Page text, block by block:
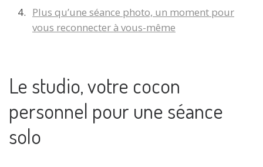
Plus qu’une séance photo, un moment pour
vous reconnecter à vous-même
Le studio, votre cocon
personnel pour une séance
solo